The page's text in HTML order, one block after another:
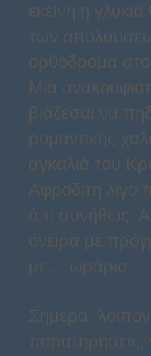
εκείνη η
των
ορθόδρομα
Μια
βιάζεσαι να
ρομαντικής
αγκαλιά του
Αφροδίτη λίγο
ό,τι συνήθως.
όνειρα με
με… ωράριο.
Σήμερα,
παρατηρήσεις,